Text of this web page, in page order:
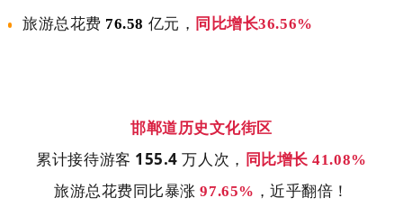
旅游总花费 76.58 亿元， 同比增长36.56%
邯郸道历史文化街区
累计接待游客 155.4万人次，
同比增长 41.08%
旅游总花费同比暴涨97.65% ，近乎翻倍！